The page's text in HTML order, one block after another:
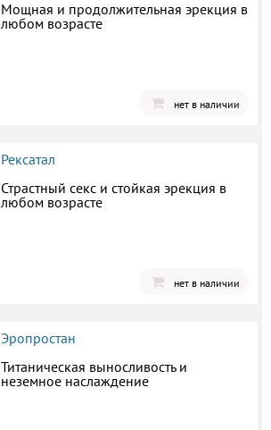
Мощная и продолжительная эрекция в
любом возрасте
нет в наличии
Рексатал
Страстный секс и стойкая эрекция в
любом возрасте
нет в наличии
Эропростан
Титаническая выносливость и
неземное наслаждение